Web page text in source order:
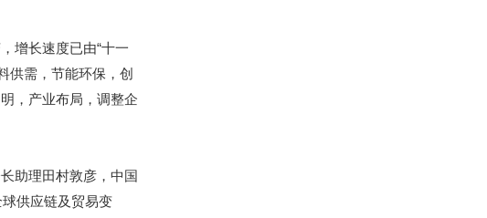
增长速度已由“十一
供需，节能环保，创
，产业布局，调整企
助理田村敦彦，中国
供应链及贸易变